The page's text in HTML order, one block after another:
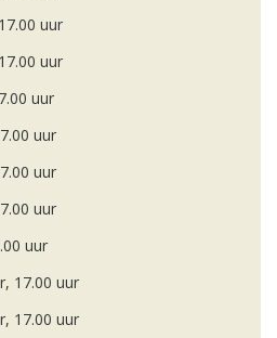
uur
uur
uur
uur
uur
uur
uur
17.00 uur
17.00 uur